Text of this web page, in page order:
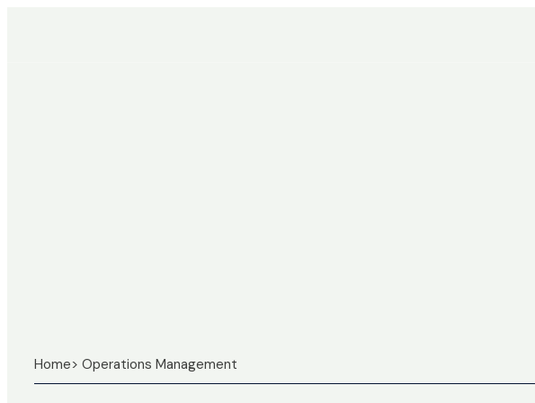
Home> Operations Management